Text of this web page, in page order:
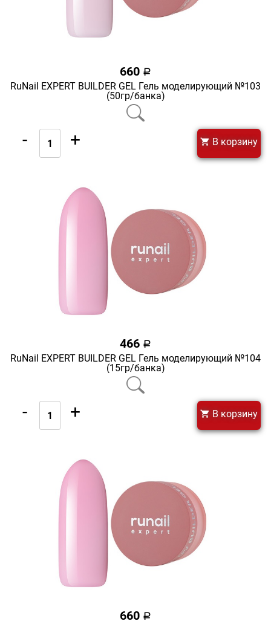
660 a
RuNail EXPERT BUILDER GEL Гель моделирующий №103
(50гр/банка)
- + В корзину
466 a
RuNail EXPERT BUILDER GEL Гель моделирующий №104
(15гр/банка)
- + В корзину
660 a